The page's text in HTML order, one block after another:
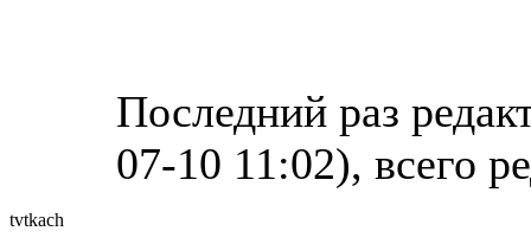
Последний раз
07-10 11:02), всего
tvtkach